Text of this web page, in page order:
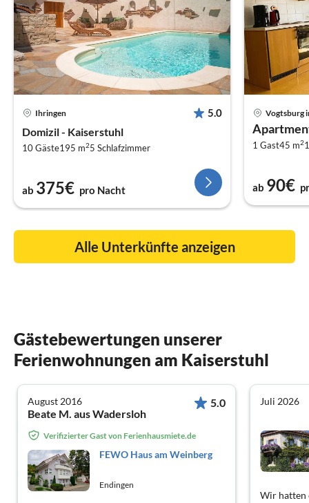
Ihringen 5.0
Domizil - Kaiserstuhl
10 Gäste195 m25 Schlafzimmer
ab 375€ pro Nacht
Vogtsburg
1 Gast45 m2
ab 90€
Alle Unterkünfte anzeigen
Gästebewertungen unserer
Ferienwohnungen am Kaiserstuhl
August 2016
Beate M. aus Wadersloh
5.0
Verifizierter Gast von Ferienhausmiete.de
FEWO Haus am Weinberg
Endingen
Juli 2026
Wir hatten